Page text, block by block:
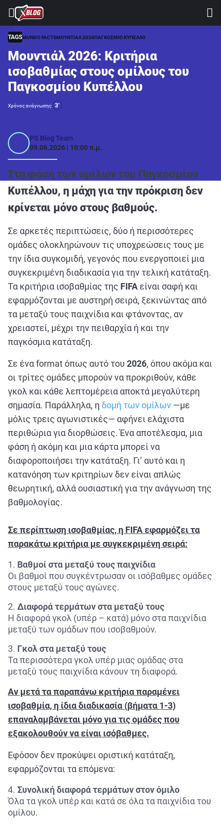
⚽ ΜΟΥΝΤΙΑΛ 2026
ΣΤΟΙΧΗΜΑ
CASINO
ΠΡΟΓΝΩΣΤΙΚΑ ΤIPSTERS
ΠΡΟΓΝΩΣΤΙΚΑ ΚΑΤΗΓΟΡΙΕΣ
ΔΙΑΓΩΝΙΣΜΟΙ
TSILI LEAGUE
RETRO
BLOGS
QUIZ
ΣΥΝΕΝΤΕΥΞΕΙΣ
ΑΘΛΗΤΙΚΕΣ ΜΕΤΑΔΟΣΕΙΣ
Εξυπηρέτηση Πελατών
TAGSMUNDO FACTSΜΟΥΝΤΙΑΛ 2026ΠΑΓΚΟΣΜΙΟ ΚΥΠΕΛΛΟ
Μουντιάλ 2026: Κριτήρια
ισοβαθμίας στους ομίλους του
Παγκοσμίου Κυπέλλου
Χρόνος ανάγνωσης: 3’
PS Blog Team
09.06.2026 | 10:00 π.μ.
Στη φάση των ομίλων του Παγκοσμίου
Κυπέλλου, η μάχη για την πρόκριση δεν
κρίνεται μόνο στους βαθμούς.
Σε αρκετές περιπτώσεις, δύο ή περισσότερες
ομάδες ολοκληρώνουν τις υποχρεώσεις τους με
την ίδια συγκομιδή, γεγονός που ενεργοποιεί μια
συγκεκριμένη διαδικασία για την τελική κατάταξη.
Τα κριτήρια ισοβαθμίας της FIFA είναι σαφή και
εφαρμόζονται με αυστηρή σειρά, ξεκινώντας από
τα μεταξύ τους παιχνίδια και φτάνοντας, αν
χρειαστεί, μέχρι την πειθαρχία ή και την
παγκόσμια κατάταξη.
Σε ένα format όπως αυτό του 2026, όπου ακόμα και
οι τρίτες ομάδες μπορούν να προκριθούν, κάθε
γκολ και κάθε λεπτομέρεια αποκτά μεγαλύτερη
σημασία. Παράλληλα, η δομή των ομίλων —με
μόλις τρεις αγωνιστικές— αφήνει ελάχιστα
περιθώρια για διορθώσεις. Ένα αποτέλεσμα, μια
φάση ή ακόμη και μια κάρτα μπορεί να
διαφοροποιήσει την κατάταξη. Γι’ αυτό και η
κατανόηση των κριτηρίων δεν είναι απλώς
θεωρητική, αλλά ουσιαστική για την ανάγνωση της
βαθμολογίας.
Σε περίπτωση ισοβαθμίας, η FIFA εφαρμόζει τα
παρακάτω κριτήρια με συγκεκριμένη σειρά:
Βαθμοί στα μεταξύ τους παιχνίδια
Οι βαθμοί που συγκέντρωσαν οι ισόβαθμες ομάδες
στους μεταξύ τους αγώνες.
Διαφορά τερμάτων στα μεταξύ τους
Η διαφορά γκολ (υπέρ – κατά) μόνο στα παιχνίδια
μεταξύ των ομάδων που ισοβαθμούν.
Γκολ στα μεταξύ τους
Τα περισσότερα γκολ υπέρ μιας ομάδας στα
μεταξύ τους παιχνίδια κάνουν τη διαφορά.
Αν μετά τα παραπάνω κριτήρια παραμένει
ισοβαθμία, η ίδια διαδικασία (βήματα 1-3)
επαναλαμβάνεται μόνο για τις ομάδες που
εξακολουθούν να είναι ισόβαθμες.
Εφόσον δεν προκύψει οριστική κατάταξη,
εφαρμόζονται τα επόμενα:
Συνολική διαφορά τερμάτων στον όμιλο
Όλα τα γκολ υπέρ και κατά σε όλα τα παιχνίδια του
ομίλου.